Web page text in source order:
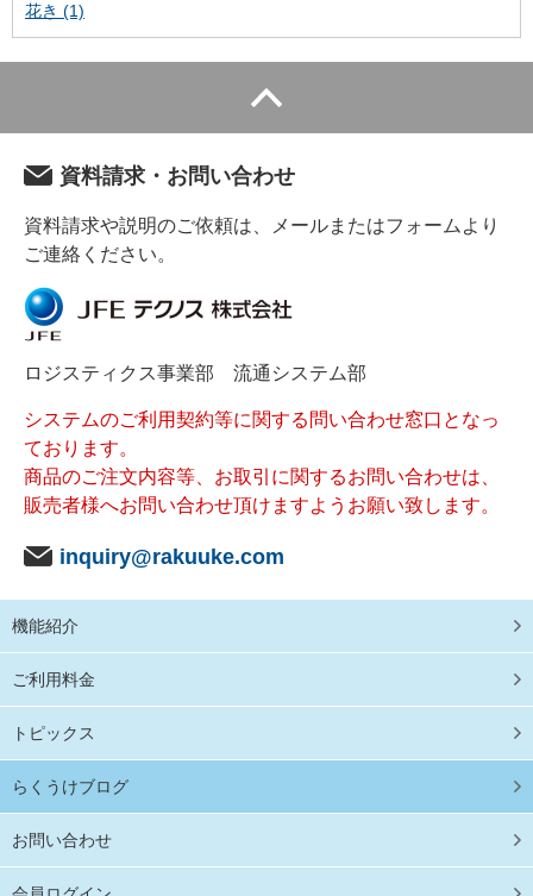
花き (1)
資料請求・お問い合わせ
資料請求や説明のご依頼は、メールまたはフォームより
ご連絡ください。
ロジスティクス事業部 流通システム部
システムのご利用契約等に関する問い合わせ窓口となっ
ております。
商品のご注文内容等、お取引に関するお問い合わせは、
販売者様へお問い合わせ頂けますようお願い致します。
inquiry@rakuuke.com
機能紹介
ご利用料金
トピックス
らくうけブログ
お問い合わせ